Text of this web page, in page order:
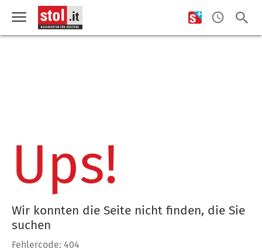
Ups!
Wir konnten die Seite nicht finden, die Sie
suchen
Fehlercode: 404